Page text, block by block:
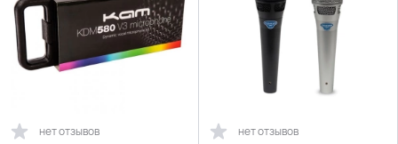
нет отзывов нет отзывов